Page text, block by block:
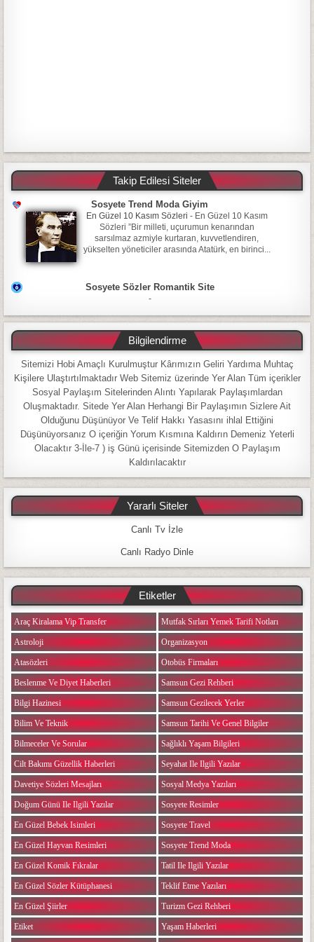
Takip Edilesi Siteler
Sosyete Trend Moda Giyim
En Güzel 10 Kasım Sözleri - En Güzel 10 Kasım
Sözleri ”Bir milleti, uçurumun kenarından
sarsılmaz azmiyle kurtaran, kuvvetlendiren,
yükselten yöneticiler arasında Atatürk, en birinci...
Sosyete Sözler Romantik Site
-
Bilgilendirme
Sitemizi Hobi Amaçlı Kurulmuştur Kârımızın Geliri Yardıma Muhtaç
Kişilere Ulaştırtılmaktadır Web Sitemiz üzerinde Yer Alan Tüm içerikler
Sosyal Paylaşım Sitelerinden Alıntı Yapılarak Paylaşımlardan
Oluşmaktadır. Sitede Yer Alan Herhangi Bir Paylaşımın Sizlere Ait
Olduğunu Düşünüyor Ve Telif Hakkı Yasasını ihlal Ettiğini
Düşünüyorsanız O içeriğin Yorum Kısmına Kaldırın Demeniz Yeterli
Olacaktır 3-İle-7 ) iş Günü içerisinde Sitemizden O Paylaşım
Kaldırılacaktır
Yararlı Siteler
Canlı Tv İzle
Canlı Radyo Dinle
Etiketler
Araç Kiralama Vip Transfer
Astroloji
Atasözleri
Beslenme Ve Diyet Haberleri
Bilgi Hazinesi
Bilim Ve Teknik
Bilmeceler Ve Sorular
Cilt Bakımı Güzellik Haberleri
Davetiye Sözleri Mesajları
Doğum Günü Ile Ilgili Yazılar
En Güzel Bebek Isimleri
En Güzel Hayvan Resimleri
En Güzel Komik Fıkralar
En Güzel Sözler Kütüphanesi
En Güzel Şiirler
Etiket
Mutfak Sırları Yemek Tarifi Notları
Organizasyon
Otobüs Firmaları
Samsun Gezi Rehberi
Samsun Gezilecek Yerler
Samsun Tarihi Ve Genel Bilgiler
Sağlıklı Yaşam Bilgileri
Seyahat Ile Ilgili Yazılar
Sosyal Medya Yazıları
Sosyete Resimler
Sosyete Travel
Sosyete Trend Moda
Tatil Ile Ilgili Yazılar
Teklif Etme Yazıları
Turizm Gezi Rehberi
Yaşam Haberleri